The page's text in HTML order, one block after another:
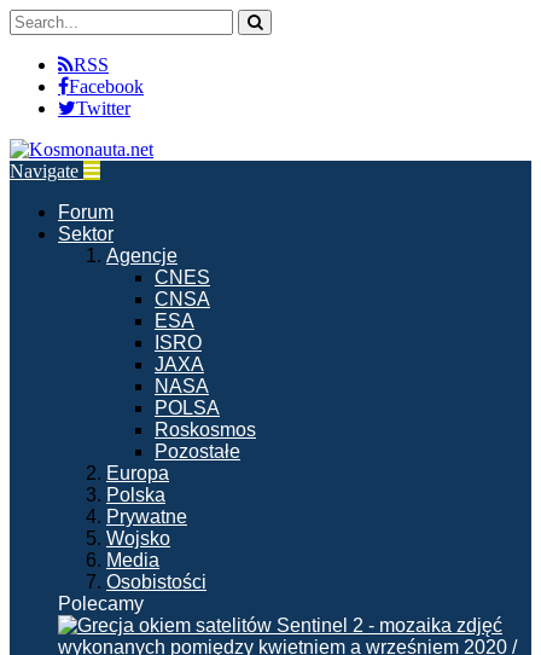
RSS
Facebook
Twitter
Navigate
Forum
Sektor
Agencje
CNES
CNSA
ESA
ISRO
JAXA
NASA
POLSA
Roskosmos
Pozostałe
Europa
Polska
Prywatne
Wojsko
Media
Osobistości
Polecamy